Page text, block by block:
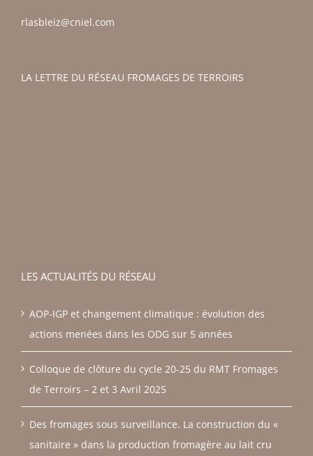
rlasbleiz@cniel.com
LA LETTRE DU RÉSEAU FROMAGES DE TERROIRS
LES ACTUALITÉS DU RÉSEAU
AOP-IGP et changement climatique : évolution des
actions menées dans les ODG sur 5 années
Colloque de clôture du cycle 20-25 du RMT Fromages
de Terroirs – 2 et 3 Avril 2025
Des fromages sous surveillance. La construction du «
sanitaire » dans la production fromagère au lait cru